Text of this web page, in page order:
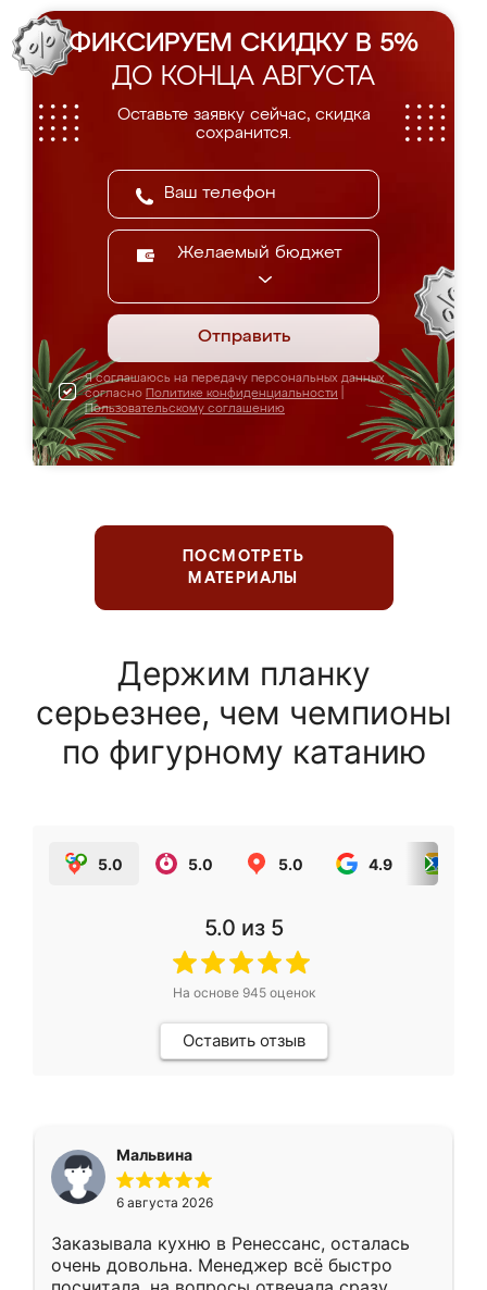
ФИКСИРУЕМ СКИДКУ В 5%
ДО КОНЦА АВГУСТА
Оставьте заявку сейчас, скидка
сохранится.
Желаемый бюджет
Отправить
Я соглашаюсь на передачу персональных данных
согласно Политике конфиденциальности
Пользовательскому соглашению
ПОСМОТРЕТЬ
МАТЕРИАЛЫ
Держим планку
серьезнее, чем чемпионы
по фигурному катанию
5.0 5.0 5.0 4.9
5.0 из 5
На основе 945оценок
Оставить отзыв
Мальвина
6 августа 2026
Заказывала кухню в Ренессанс, осталась
очень довольна. Менеджер всё быстро